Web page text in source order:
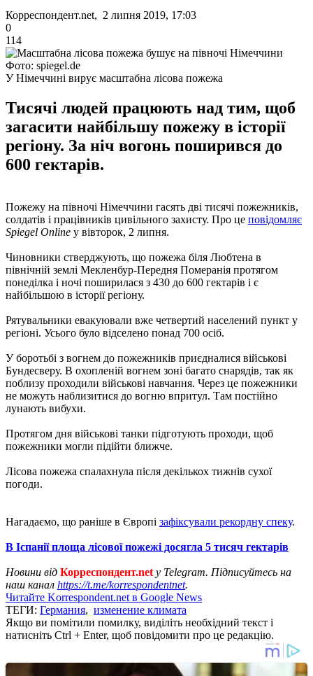
Корреспондент.net, 2 липня 2019, 17:03
0
114
Фото: spiegel.de
У Німеччині вирує масштабна лісова пожежа
Тисячі людей працюють над тим, щоб
загасити найбільшу пожежу в історії
регіону. За ніч вогонь поширився до
600 гектарів.
Пожежу на півночі Німеччини гасять дві тисячі пожежників,
солдатів і працівників цивільного захисту. Про це повідомляє
Spiegel Online у ​​вівторок, 2 липня.
Чиновники стверджують, що пожежа біля Любтена в
північній землі Мекленбур-Передня Померанія протягом
понеділка і ночі поширилася з 430 до 600 гектарів і є
найбільшою в історії регіону.
Рятувальники евакуювали вже четвертий населений пункт у
регіоні. Усього було відселено понад 700 осіб.
У боротьбі з вогнем до пожежників приєдналися військові
Бундесверу. В охопленій вогнем зоні багато снарядів, так як
поблизу проходили військові навчання. Через це пожежники
не можуть наблизитися до вогню впритул. Там постійно
лунають вибухи.
Протягом дня військові танки підготують проходи, щоб
пожежники могли підійти ближче.
Лісова пожежа спалахнула після декількох тижнів сухої
погоди.
Нагадаємо, що раніше в Європі зафіксували рекордну спеку.
В Іспанії площа лісової пожежі досягла 5 тисяч гектарів
Новини від Корреспондент.net у Telegram. Підписуйтесь на
наш канал https://t.me/korrespondentnet.
Читайте Korrespondent.net в Google News
ТЕГИ: Германия, изменение климата
Якщо ви помітили помилку, виділіть необхідний текст і
натисніть Ctrl + Enter, щоб повідомити про це редакцію.